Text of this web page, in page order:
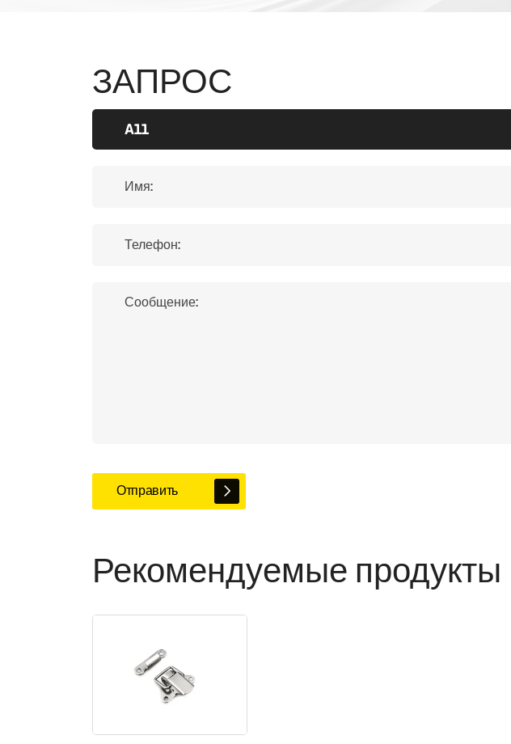
ЗАПРОС
Отправить
Рекомендуемые продукты